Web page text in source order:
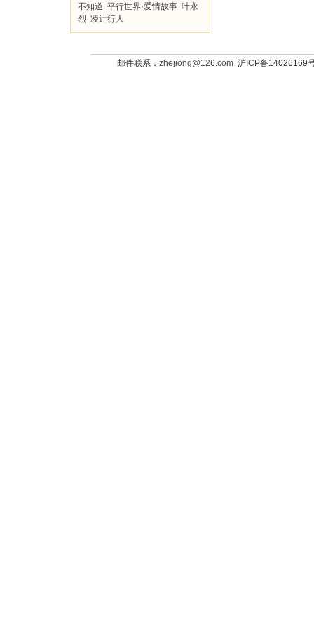
不知道 平行世界·爱情故事 叶永
烈 凌辻行人
邮件联系： zhejiong@126.com沪ICP备14026169